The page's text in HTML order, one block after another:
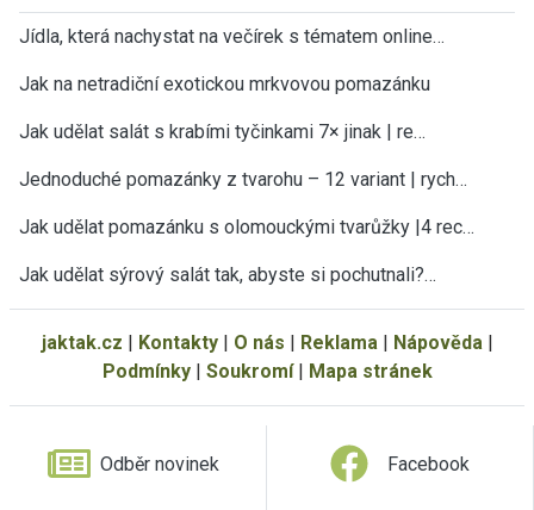
Jídla, která nachystat na večírek s tématem online…
Jak na netradiční exotickou mrkvovou pomazánku
Jak udělat salát s krabími tyčinkami 7× jinak | re…
Jednoduché pomazánky z tvarohu – 12 variant | rych…
Jak udělat pomazánku s olomouckými tvarůžky |4 rec…
Jak udělat sýrový salát tak, abyste si pochutnali?…
jaktak.cz | Kontakty| O nás | Reklama| Nápověda|
Podmínky| Soukromí| Mapa stránek
Odběr novinek Facebook